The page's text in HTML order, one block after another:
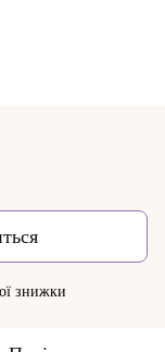
знижки